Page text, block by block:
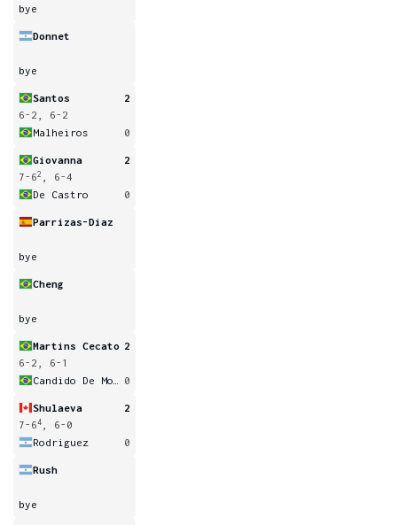
bye
Donnet
bye
Santos
2
6-2, 6-2
Malheiros
0
Giovanna
2
7-62
, 6-4
De Castro
0
Parrizas-Diaz
bye
Cheng
bye
Martins Cecato 2
6-2, 6-1
0
Shulaeva
2
7-64
, 6-0
Rodriguez
0
Rush
bye